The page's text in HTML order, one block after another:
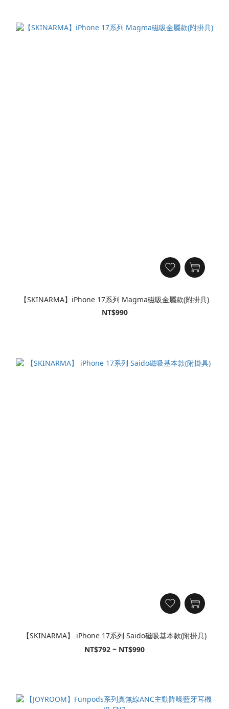
【SKINARMA】iPhone 17系列 Magma磁吸金屬款(附掛具)
NT$990
【SKINARMA】 iPhone 17系列 Saido磁吸基本款(附掛具)
NT$792 ~ NT$990